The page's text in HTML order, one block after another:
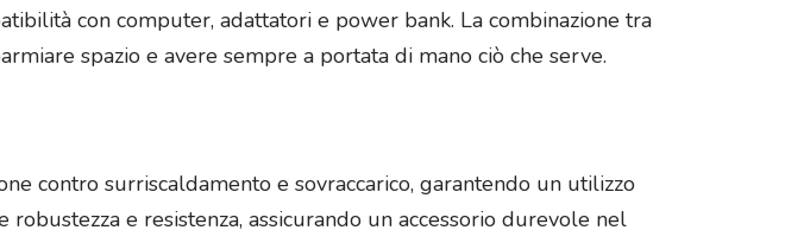
con computer, adattatori e power bank. La combinazione tra
spazio e avere sempre a portata di mano ciò che serve.
contro surriscaldamento e sovraccarico, garantendo un utilizzo
e resistenza, assicurando un accessorio durevole nel